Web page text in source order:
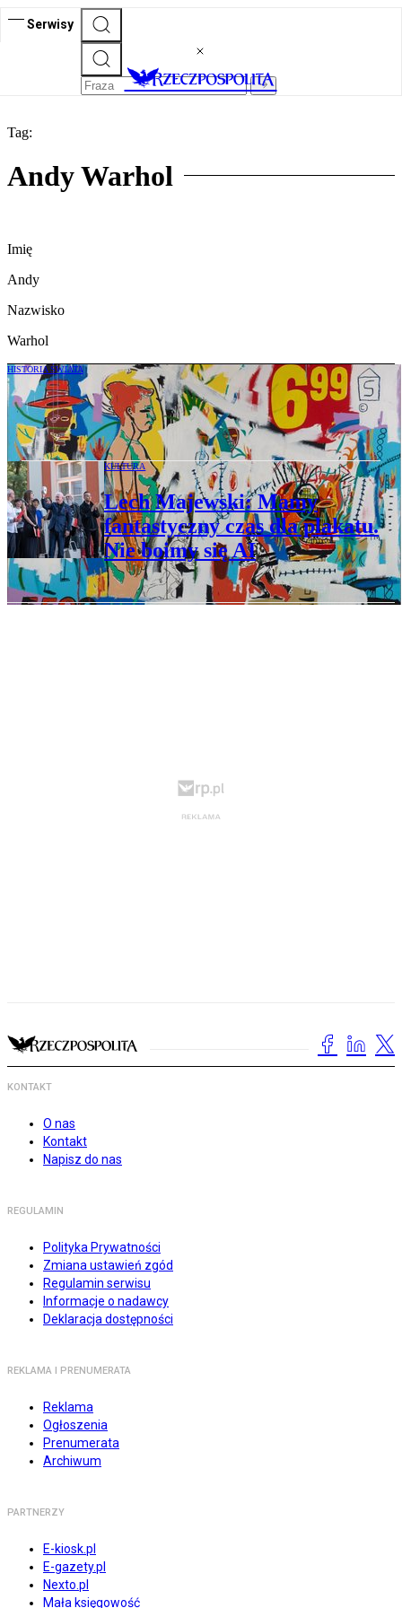
Serwisy
Tag:
Andy Warhol
Imię
Andy
Nazwisko
Warhol
HISTORIA ŚWIATA
Andy Warhol i Basquiat – król pop-artu
i neoekspresjonista
KULTURA
Lech Majewski: Mamy
fantastyczny czas dla plakatu.
Nie boimy się AI
KONTAKT
O nas
Kontakt
Napisz do nas
REGULAMIN
Polityka Prywatności
Zmiana ustawień zgód
Regulamin serwisu
Informacje o nadawcy
Deklaracja dostępności
REKLAMA I PRENUMERATA
Reklama
Ogłoszenia
Prenumerata
Archiwum
PARTNERZY
E-kiosk.pl
E-gazety.pl
Nexto.pl
Mała księgowość